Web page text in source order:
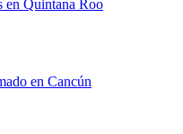
en Quintana Roo
en Cancún